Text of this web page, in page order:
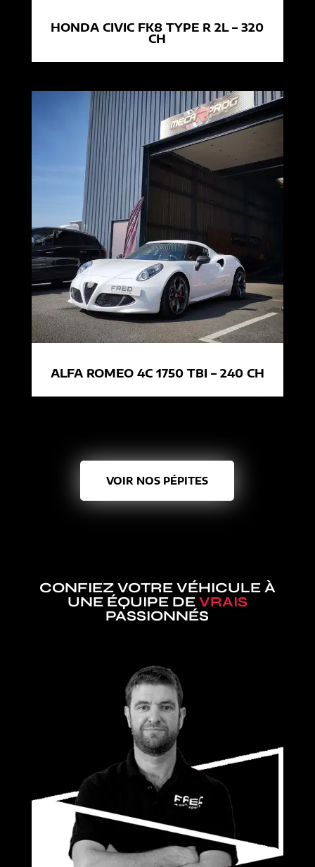
HONDA CIVIC FK8 TYPE R 2L – 320
CH
ALFA ROMEO 4C 1750 TBI – 240 CH
VOIR NOS PÉPITES
CONFIEZ VOTRE VÉHICULE À
UNE ÉQUIPE DE VRAIS
PASSIONNÉS